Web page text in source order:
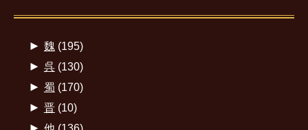
► 魏 (195)
► 呉(130)
► 蜀 (170)
► 晋(10)